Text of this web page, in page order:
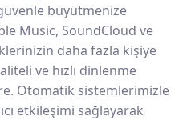
büyütmenize
Music, SoundCloud ve
daha fazla kişiye
ve hızlı dinlenme
Otomatik sistemlerimizle
etkileşimi sağlayarak